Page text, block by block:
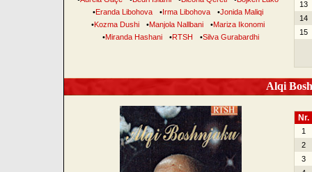
•Eranda Libohova •Irma Libohova •Jonida Maliqi
•Kozma Dushi •Manjola Nallbani •Mariza Ikonomi
•Miranda Hashani •RTSH •Silva Gurabardhi
13
14
15
Alqi
Nr.
1
2
3